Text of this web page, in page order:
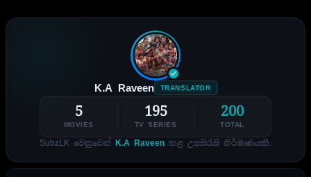
K.A Raveen TRANSLATOR
5
MOVIES
195
TV SERIES
200
TOTAL
SubzLK වෙනුවෙන් K.A Raveen කළ උපසිරැසි නිර්මාණයකි.